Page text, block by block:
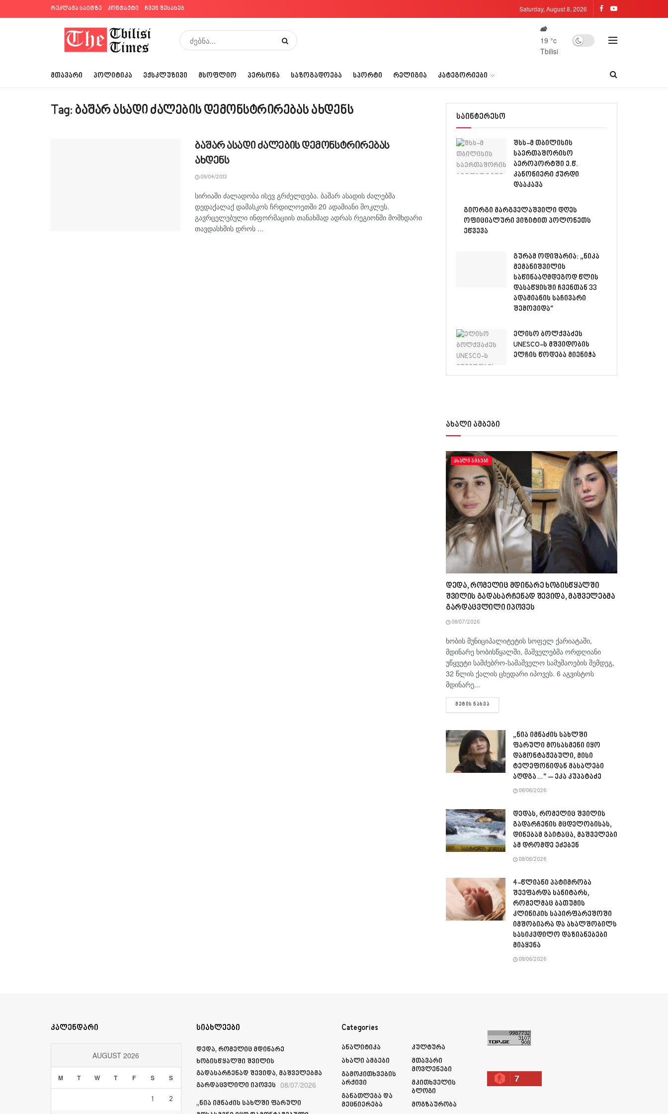
რეკლამა საიტზე კონტაქტი ჩვენ შესახებ Saturday, August 8, 2026
19 °c
Tbilisi
ᲛᲗᲐᲕᲐᲠᲘ ᲞᲝᲚᲘᲢᲘᲙᲐ ᲔᲥᲡᲙᲚᲣᲖᲘᲕᲘ ᲛᲡᲝᲤᲚᲘᲝ ᲞᲔᲠᲡᲝᲜᲐ ᲡᲐᲖᲝᲒᲐᲓᲝᲔᲑᲐ ᲡᲞᲝᲠᲢᲘ ᲠᲔᲚᲘᲒᲘᲐ ᲙᲐᲢᲔᲒᲝᲠᲘᲔᲑᲘ
Tag: ბაშარ ასადი ძალების დემონსტრირებას ახდენს
ბაშარ ასადი ძალების დემონსტრირებას
ახდენს
09/04/2013
სირიაში ძალადობა ისევ გრძელდება. ბაშარ ასადის ძალებმა
დედაქალაქ დამასკოს ჩრდილოეთში 20 ადამიანი მოკლეს.
გავრცელებული ინფორმაციის თანახმად ადრას რეგიონში მომხდარი
თავდასხმის დროს ...
საინტერესო
შსს-მ თბილისის
საერთაშორისო
აეროპორტში ე.წ.
კანონიერი ქურდი
დააკავა
გიორგი მარგველაშვილი დღეს
ოფიციალური ვიზიტით პოლონეთს
ეწვევა
გურამ ოდიშარია: „ნიკა
მემანიშვილის
საწინააღმდეგოდ წლის
დასაწყისში ჩვენთან 33
ადამიანის საჩივარი
შემოვიდა“
ელისო ბოლქვაძეს
UNESCO-ს მშვიდობის
ელჩის წოდება მიენიჭა
ახალი ამბები
ᲐᲮᲐᲚᲘ ᲐᲛᲑᲔᲑᲘ
დედა, რომელიც მდინარე ხობისწყალში
შვილის გადასარჩენად შევიდა, მაშველებმა
გარდაცვლილი იპოვეს
08/07/2026
ხობის მუნიციპალიტეტის სოფელ ქარიატაში,
მდინარე ხობისწყალში, მაშველებმა ორდღიანი
უწყვეტი სამძებრო-სამაშველო სამუშაოების შემდეგ,
32 წლის ქალის ცხედარი იპოვეს. 6 აგვისტოს
მდინარე...
ᲛᲔᲢᲘᲡ ᲜᲐᲮᲕᲐ
„ნია იმნაძის სახლში
ფარული მოსასმენი იყო
დამონტაჟებული, მისი
ტელეფონიდან მასალები
აღდგა…“ – ეკა კუპატაძე
08/06/2026
დედას, რომელიც შვილის
გადარჩენის მცდელობისას,
დინებამ გაიტაცა, მაშველები
ამ დრომდე ეძებენ
08/06/2026
4-წლიანი პატიმრობა
შეეფარდა სანიტარს,
რომელმაც ბათუმის
კლინიკის საპირფარეშოში
იმშობიარა და ახალშობილს
სასიკვდილო დაზიანებები
მიაყენა
08/06/2026
კალენდარი
AUGUST 2026
M T W T F S S
1 2
სიახლეები
დედა, რომელიც მდინარე
ხობისწყალში შვილის
გადასარჩენად შევიდა, მაშველებმა
გარდაცვლილი იპოვეს 08/07/2026
„ნია იმნაძის სახლში ფარული
Categories
Ანალიტიკა
Ახალი Ამბები
Გამოკითხვების
Არქივი
Განათლება Და
Მეცნიერება
Კულტურა
Მთავარი
Მოვლენები
Მკითხველის
Ბლოგი
Მოგზაურობა
7